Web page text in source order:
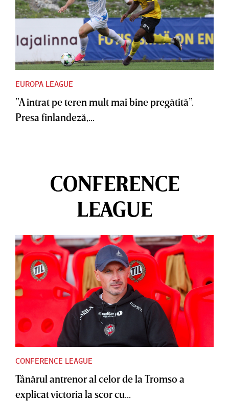
EUROPA LEAGUE
”A intrat pe teren mult mai bine pregătită”.
Presa finlandeză,...
CONFERENCE
LEAGUE
CONFERENCE LEAGUE
Tânărul antrenor al celor de la Tromso a
explicat victoria la scor cu...